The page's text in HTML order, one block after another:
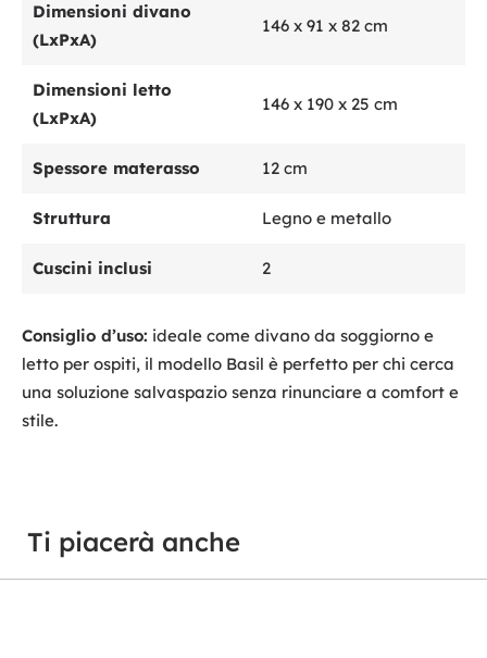
Dimensioni divano
(LxPxA)
146 x 91 x 82 cm
Dimensioni letto
(LxPxA)
146 x 190 x 25 cm
Spessore materasso 12 cm
Struttura Legno e metallo
Cuscini inclusi 2
Consiglio d’uso: ideale come divano da soggiorno e
letto per ospiti, il modello Basil è perfetto per chi cerca
una soluzione salvaspazio senza rinunciare a comfort e
stile.
Ti piacerà anche